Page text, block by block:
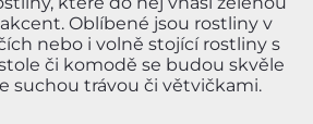
Oblíbené jsou rostliny v
nebo i volně stojící rostliny s
či komodě se budou skvěle
suchou trávou či větvičkami.